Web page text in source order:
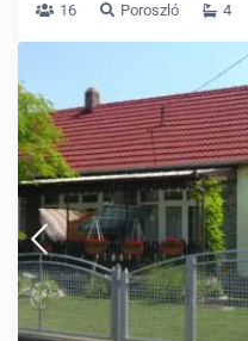
16
Poroszló 4